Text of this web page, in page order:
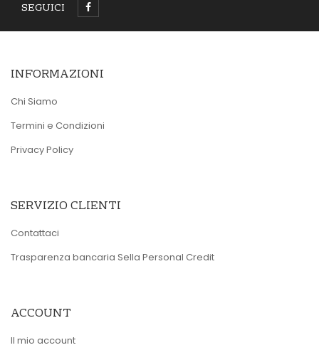
SEGUICI
INFORMAZIONI
Chi Siamo
Termini e Condizioni
Privacy Policy
SERVIZIO CLIENTI
Contattaci
Trasparenza bancaria Sella Personal Credit
ACCOUNT
Il mio account